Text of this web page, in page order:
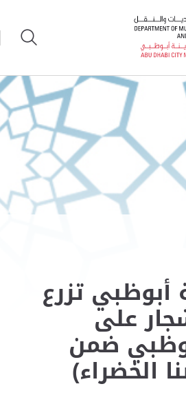
أبوظبي تزرع
على
ضمن
الخضراء)